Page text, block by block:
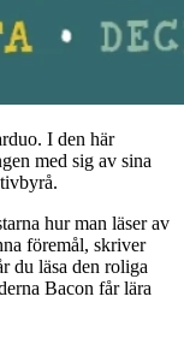
I den här
med sig av sina
hur man läser av
föremål, skriver
du läsa den roliga
Bacon får lära